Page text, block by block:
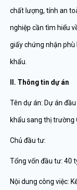
chất lượng, tính an
nghiệp cần tìm hiểu
giấy chứng nhận
khẩu.
II. Thông tin dự án
Tên dự án: Dự án
khẩu sang thị trường
Chủ đầu tư:
Tổng vốn đầu tư: 40
Nội dung công việc: